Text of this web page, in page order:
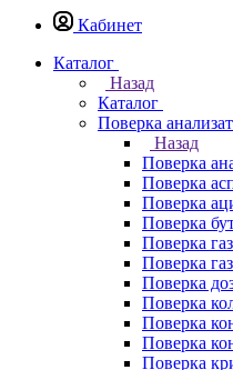
Кабинет
Каталог
Назад
Каталог
Поверка
Назад
Поверка
Поверка
Поверка
Поверка
Поверка
Поверка
Поверка
Поверка
Поверка
Поверка
Поверка